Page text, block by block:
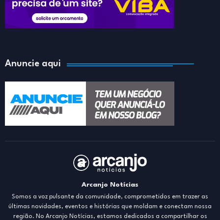
Anuncie aqui
Arcanjo Notícias
Somos a voz pulsante da comunidade, comprometidos em trazer as
últimas novidades, eventos e histórias que moldam e conectam nossa
região. No Arcanjo Notícias, estamos dedicados a compartilhar os